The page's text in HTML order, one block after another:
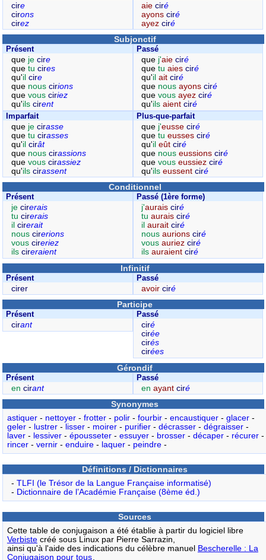
cire
cirons
cirez
aie ciré
ayons ciré
ayez ciré
Subjonctif
Présent
que je cire
que tu cires
qu'il cire
que nous cirions
que vous ciriez
qu'ils cirent
Passé
que j'aie ciré
quetuaies ciré
qu'ilait ciré
que nousayons ciré
quevousayez ciré
qu'ilsaient ciré
Imparfait
que je cirasse
que tu cirasses
qu'il cirât
que nous cirassions
que vous cirassiez
qu'ils cirassent
Plus-que-parfait
que j'eusse ciré
quetueusses ciré
qu'ileût ciré
que nouseussions ciré
quevouseussiez ciré
qu'ilseussent ciré
Conditionnel
Présent
je cirerais
tu cirerais
il cirerait
nous cirerions
vous cireriez
ils cireraient
Passé (1ère forme)
j'aurais ciré
tuaurais ciré
ilaurait ciré
nousaurions ciré
vousauriez ciré
ilsauraient ciré
Infinitif
Présent
cirer
Passé
avoir ciré
Participe
Présent
cirant
Passé
ciré
cirée
cirés
cirées
Gérondif
Présent
en cirant
Passé
enayant ciré
Synonymes
astiquer- nettoyer- frotter- polir- fourbir- encaustiquer- glacer-
geler- lustrer- lisser- moirer- purifier- décrasser- dégraisser-
laver- lessiver- épousseter- essuyer- brosser- décaper- récurer-
rincer- vernir- enduire- laquer- peindre-
Définitions / Dictionnaires
- TLFI (le Trésor de la Langue Française informatisé)
- Dictionnaire de l’Académie Française (8ème éd.)
Sources
Cette table de conjugaison a été établie à partir du logiciel libre
Verbistecréé sous Linux par Pierre Sarrazin,
ainsi qu'à l'aide des indications du célèbre manuel Bescherelle : La
Conjugaison pour tous